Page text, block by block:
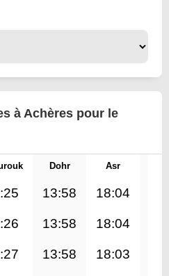
à Achères pour le
Dohr Asr
13:58 18:04
13:58 18:04
13:58 18:03